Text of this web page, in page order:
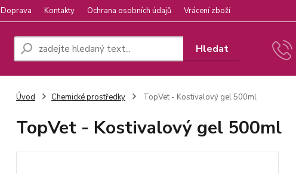
Doprava Kontakty Ochrana osobních údajů Vrácení zboží
Hledat
Úvod Chemické prostředky TopVet - Kostivalový gel 500ml
TopVet - Kostivalový gel 500ml